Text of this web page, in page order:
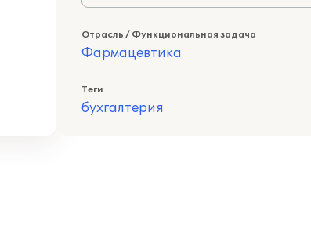
Отрасль / Функциональная задача
Фармацевтика
Теги
бухгалтерия